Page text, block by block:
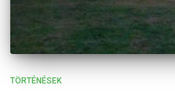
TÖRTÉNÉSEK